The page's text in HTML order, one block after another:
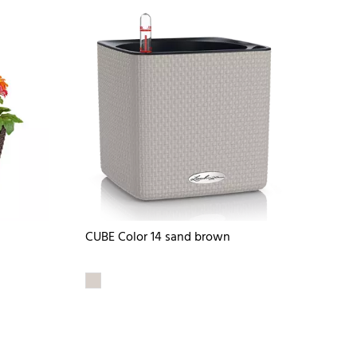
CUBE Color 14 sand brown